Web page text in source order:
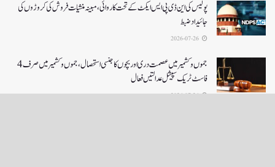
پولیس کی این ڈی پی ایس ایکٹ کے تحت کاروائی، مبینہ منشیات فروش کی کروڑوں کی
جائیداد ضبط
جموں و کشمیر میں عصمت دری اور بچوں کا جنسی استحصال،جموں و کشمیر میں صرف 4
فاسٹ ٹریک سپیشل عدالتیں فعال
2026-07-26